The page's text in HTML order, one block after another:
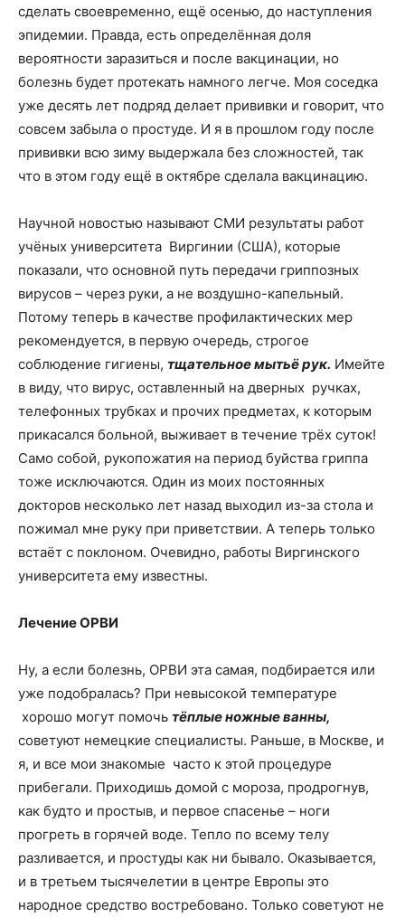
сделать своевременно, ещё осенью, до наступления
эпидемии. Правда, есть определённая доля
вероятности заразиться и после вакцинации, но
болезнь будет протекать намного легче. Моя соседка
уже десять лет подряд делает прививки и говорит, что
совсем забыла о простуде. И я в прошлом году после
прививки всю зиму выдержала без сложностей, так
что в этом году ещё в октябре сделала вакцинацию.
Научной новостью называют СМИ результаты работ
учёных университета Виргинии (США), которые
показали, что основной путь передачи гриппозных
вирусов – через руки, а не воздушно-капельный.
Потому теперь в качестве профилактических мер
рекомендуется, в первую очередь, строгое
соблюдение гигиены, тщательное мытьё рук. Имейте
в виду, что вирус, оставленный на дверных ручках,
телефонных трубках и прочих предметах, к которым
прикасался больной, выживает в течение трёх суток!
Само собой, рукопожатия на период буйства гриппа
тоже исключаются. Один из моих постоянных
докторов несколько лет назад выходил из-за стола и
пожимал мне руку при приветствии. А теперь только
встаёт с поклоном. Очевидно, работы Виргинского
университета ему известны.
Лечение ОРВИ
Ну, а если болезнь, ОРВИ эта самая, подбирается или
уже подобралась? При невысокой температуре
хорошо могут помочь тёплые ножные ванны,
советуют немецкие специалисты. Раньше, в Москве, и
я, и все мои знакомые часто к этой процедуре
прибегали. Приходишь домой с мороза, продрогнув,
как будто и простыв, и первое спасенье – ноги
прогреть в горячей воде. Тепло по всему телу
разливается, и простуды как ни бывало. Оказывается,
и в третьем тысячелетии в центре Европы это
народное средство востребовано. Только советуют не